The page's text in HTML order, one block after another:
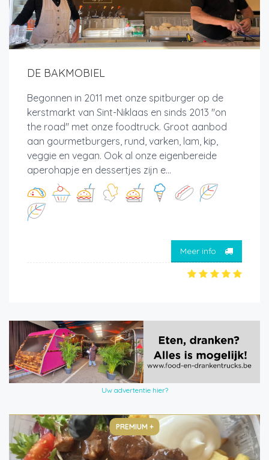
DE BAKMOBIEL
Begonnen in 2011 met onze spitburger op de
kerstmarkt van Sint-Niklaas en sinds 2013 "on
the road" met onze foodtruck. Groot aanbod
aan gourmetburgers, rund, varken, lam, kip,
veggie en vegan. Ook al onze eigenbereide
aperohapje en dessertjes zijn e...
Meer info
Uw advertentie hier?
PREMIUM +